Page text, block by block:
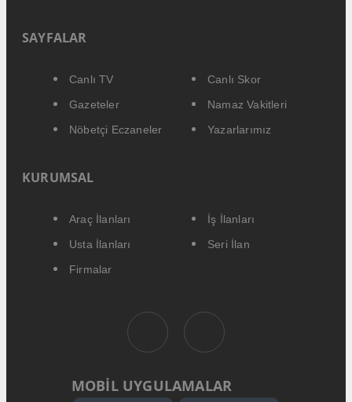
SAYFALAR
Canlı TV
Canlı Skor
Gazeteler
Namaz Vakitleri
Nöbetçi Eczaneler
Yazarlarımız
KURUMSAL
Araç İlanları
İş İlanları
Usta İlanları
Seri İlan
Firmalar
MOBİL UYGULAMALAR